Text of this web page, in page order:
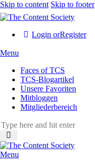
Skip to content Skip to footer
Login orRegister
Menu
Faces of TCS
TCS-Blogartikel
Unsere Favoriten
Mitbloggen
Mitgliederbereich
Menu